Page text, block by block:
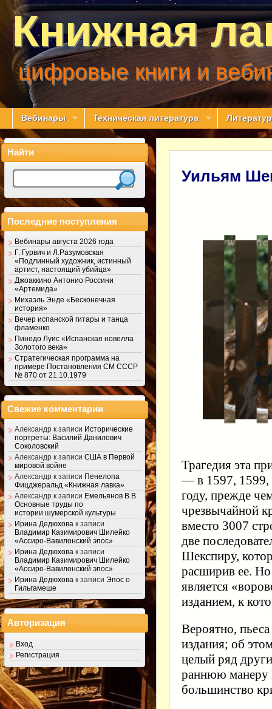
Книжная
цифровые книги и
Вебинары Техническая литература
Уильям
Трагедия эта
— в 1597, 1599,
году, прежде
чрезвычайной
вместо 3007
две
Шекспиру,
расширив ее. Но
является
изданием, к
Вероятно,
издания; об
целый ряд
раннюю манеру
большинство
Найти
Последние поступления
Вебинары августа 2026 года
Г. Гурвич и Л.Разумовская
«Подлинный художник, истинный
артист, настоящий убийца»
Джоаккино Антонио Россини
«Артемида»
Михаэль Энде «Бесконечная
история»
Вечер испанской гитары и танца
фламенко
Пинедо Луис «Испанская новелла
Золотого века»
Стратегическая программа на
примере Постановления СМ СССР
№ 870 от 21.10.1979
Свежие комментарии
Александр к записи Исторические
портреты: Василий Данилович
Соколовский
Александр к записи США в Первой
мировой войне
Александр к записи Пенелопа
Фицджеральд «Книжная лавка»
Александр к записи Емельянов В.В.
Основные труды по
истории шумерской культуры
Ирина Дедюхова к записи
Владимир Казимирович Шилейко
«Ассиро-Вавилонский эпос»
Ирина Дедюхова к записи
Владимир Казимирович Шилейко
«Ассиро-Вавилонский эпос»
Ирина Дедюхова к записи Эпос о
Гильгамеше
Авторизация
Вход
Регистрация